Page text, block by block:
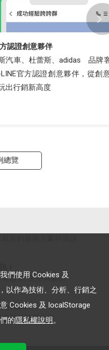
品牌客戶真實證
夥伴，從創意、技術、
總覽
趨勢, 應用與案例
樣化影音內容
們使用 Cookies 及
以作為技術、分析、行銷之
Cookies 及 localStorage
的隱私權說明。